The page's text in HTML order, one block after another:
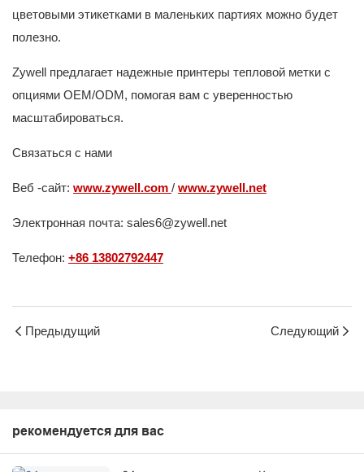
цветовыми этикетками в маленьких партиях можно будет
полезно.
Zywell предлагает надежные принтеры тепловой метки с
опциями OEM/ODM, помогая вам с уверенностью
масштабироваться.
Связаться с нами
Веб -сайт: www.zywell.com / www.zywell.net
Электронная почта: sales6@zywell.net
Телефон: +86 13802792447
Предыдущий Следующий
рекомендуется для вас